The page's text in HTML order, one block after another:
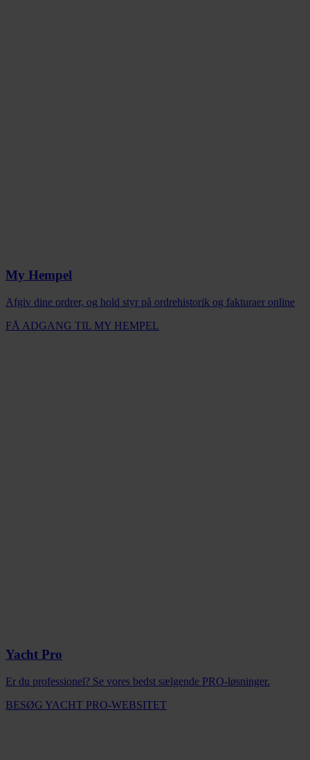
My Hempel
Afgiv dine ordrer, og hold styr på ordrehistorik og fakturaer online
FÅ ADGANG TIL MY HEMPEL
Yacht Pro
Er du professionel? Se vores bedst sælgende PRO-løsninger.
BESØG YACHT PRO-WEBSITET